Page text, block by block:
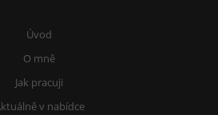
Úvod
O mně
Jak pracuji
v nabídce